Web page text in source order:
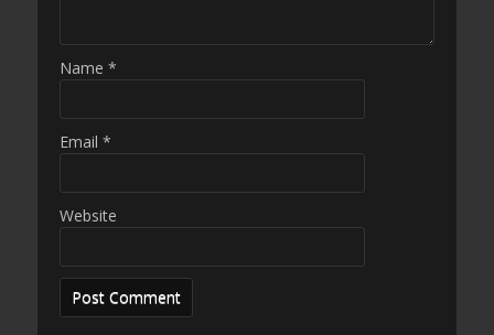
Name *
Email *
Website